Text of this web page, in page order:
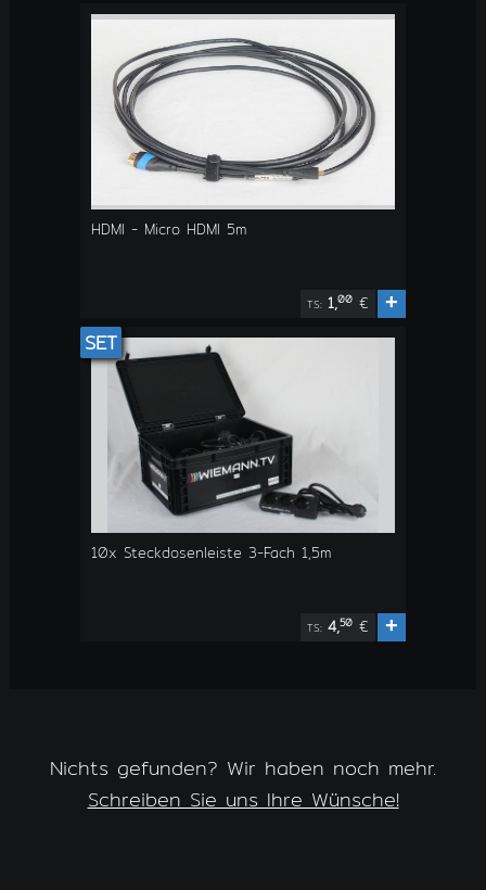
HDMI - Micro HDMI 5m
TS: 1,00 € +
SET
10x Steckdosenleiste 3-Fach 1,5m
TS: 4,50 € +
Nichts gefunden? Wir haben noch mehr.
Schreiben Sie uns Ihre Wünsche!